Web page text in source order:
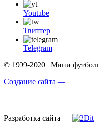
Youtube
Твиттер
Telegram
© 1999-2020 | Мини
Создание сайта —
Разработка сайта —